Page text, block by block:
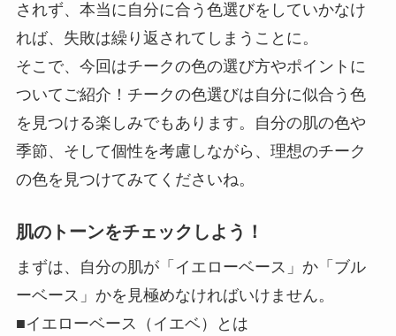
されず、本当に自分に合う色選びをしていかなけ
れば、失敗は繰り返されてしまうことに。
そこで、今回はチークの色の選び方やポイントに
ついてご紹介！ チークの色選びは自分に似合う色
を見つける楽しみでもあります。自分の肌の色や
季節、そして個性を考慮しながら、理想のチーク
の色を見つけてみてくださいね。
肌のトーンをチェックしよう！
まずは、自分の肌が「イエローベース」か「ブル
ーベース」かを見極めなければいけません。
■イエローベース（イエベ）とは